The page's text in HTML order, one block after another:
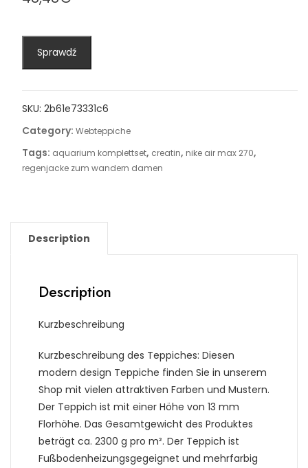
Sprawdź
SKU: 2b61e73331c6
Category: Webteppiche
Tags: aquarium komplettset, creatin, nike air max 270,
regenjacke zum wandern damen
Description
Description
Kurzbeschreibung
Kurzbeschreibung des Teppiches: Diesen
modern design Teppiche finden Sie in unserem
Shop mit vielen attraktiven Farben und Mustern.
Der Teppich ist mit einer Höhe von 13 mm
Florhöhe. Das Gesamtgewicht des Produktes
beträgt ca. 2300 g pro m². Der Teppich ist
Fußbodenheizungsgegeignet und mehrfarbig